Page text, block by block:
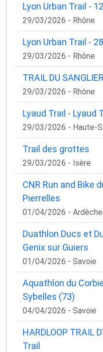
Lyon Urban Trail -
29/03/2026 - Rhône
Lyon Urban Trail -
29/03/2026 - Rhône
TRAIL DU
29/03/2026 - Rhône
Lyaud Trail - Lyaud
29/03/2026 - Haute-
Trail des grottes
29/03/2026 - Isère
CNR Run and Bike
Pierrelles
01/04/2026 - Ardèche
Duathlon Ducs et
Genix sur Guiers
01/04/2026 - Savoie
Aquathlon du
Sybelles (73)
04/04/2026 - Savoie
HARDLOOP TRAIL
Trail